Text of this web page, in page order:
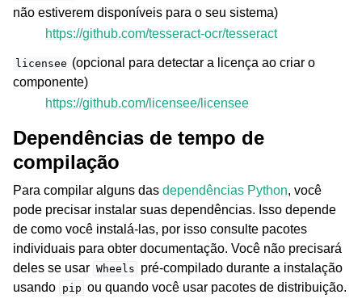
não estiverem disponíveis para o seu sistema)
https://github.com/tesseract-ocr/tesseract
licensee (opcional para detectar a licença ao criar o
componente)
https://github.com/licensee/licensee
Dependências de tempo de
compilação
Para compilar alguns das dependências Python, você
pode precisar instalar suas dependências. Isso depende
de como você instalá-las, por isso consulte pacotes
individuais para obter documentação. Você não precisará
deles se usar Wheels pré-compilado durante a instalação
usando pip ou quando você usar pacotes de distribuição.